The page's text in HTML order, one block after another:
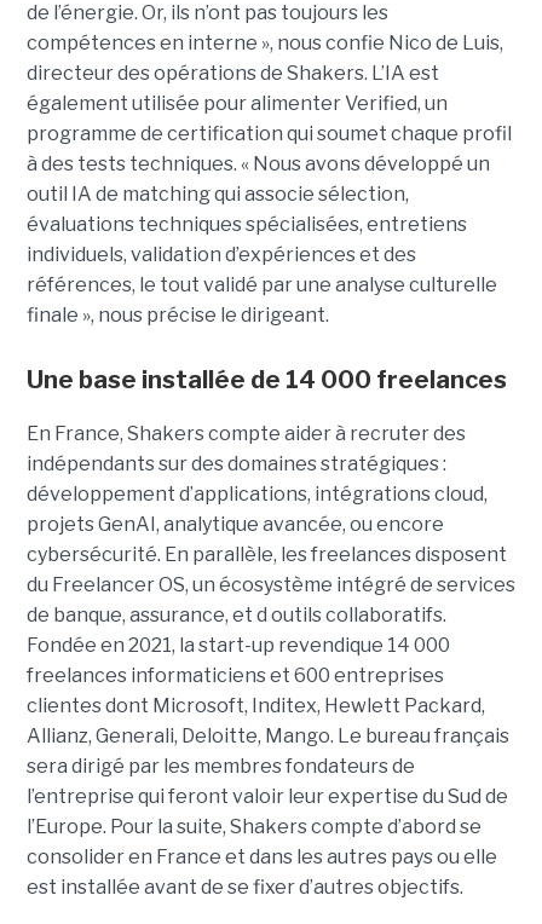
de l’énergie. Or, ils n’ont pas toujours les
compétences en interne », nous confie Nico de Luis,
directeur des opérations de Shakers. L’IA est
également utilisée pour alimenter Verified, un
programme de certification qui soumet chaque profil
à des tests techniques. « Nous avons développé un
outil IA de matching qui associe sélection,
évaluations techniques spécialisées, entretiens
individuels, validation d’expériences et des
références, le tout validé par une analyse culturelle
finale », nous précise le dirigeant.
Une base installée de 14 000 freelances
En France, Shakers compte aider à recruter des
indépendants sur des domaines stratégiques :
développement d’applications, intégrations cloud,
projets GenAI, analytique avancée, ou encore
cybersécurité. En parallèle, les freelances disposent
du Freelancer OS, un écosystème intégré de services
de banque, assurance, et d outils collaboratifs.
Fondée en 2021, la start-up revendique 14 000
freelances informaticiens et 600 entreprises
clientes dont Microsoft, Inditex, Hewlett Packard,
Allianz, Generali, Deloitte, Mango. Le bureau français
sera dirigé par les membres fondateurs de
l’entreprise qui feront valoir leur expertise du Sud de
l’Europe. Pour la suite, Shakers compte d’abord se
consolider en France et dans les autres pays ou elle
est installée avant de se fixer d’autres objectifs.